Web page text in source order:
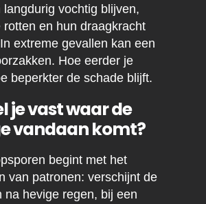
langdurig vochtig blijven,
rotten en hun draagkracht
extreme gevallen kan een
Hoe eerder je
beperkter de schade blijft.
je vast waar de
vandaan komt?
begint met het
van patronen: verschijnt de
na hevige regen, bij een